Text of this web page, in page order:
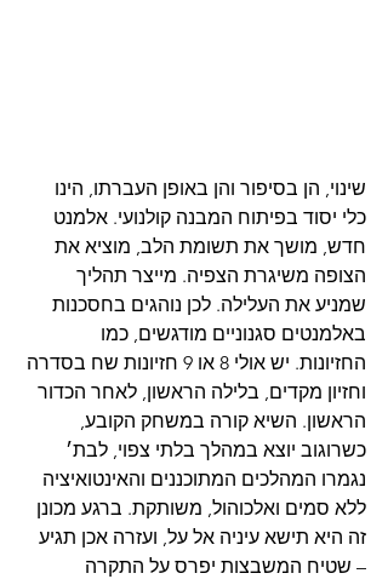
שינוי, הן בסיפור והן באופן העברתו, הינו
כלי יסוד בפיתוח המבנה קולנועי. אלמנט
חדש, מושך את תשומת הלב, מוציא את
הצופה משיגרת הצפיה. מייצר תהליך
שמניע את העלילה. לכן נוהגים בחסכנות
באלמנטים סגנוניים מודגשים, כמו
החזיונות. יש אולי 8 או 9 חזיונות שח בסדרה
וחזיון מקדים, בלילה הראשון, לאחר הכדור
הראשון. השיא קורה במשחק הקובע,
כשרוגוב יוצא במהלך בלתי צפוי, לבת׳
נגמרו המהלכים המתוכננים והאינטואיציה
ללא סמים ואלכוהול, משותקת. ברגע מכונן
זה היא תישא עיניה אל על, ועזרה אכן תגיע
– שטיח המשבצות יפרס על התקרה